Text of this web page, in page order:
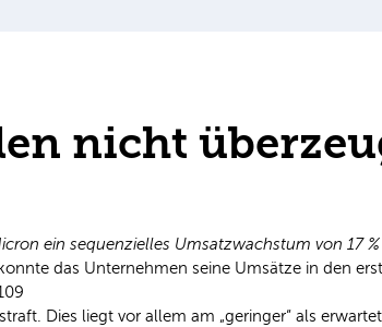
nicht
ein sequenzielles Umsatzwachstum von 17
das Unternehmen seine Umsätze in den
Dies liegt vor allem am „geringer“ als